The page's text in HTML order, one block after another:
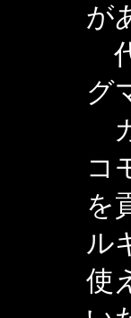
が
グ
コ
を
ル
使